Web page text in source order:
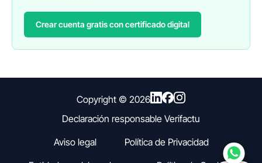
Crear cuenta gratis con certificado digital
Copyright © 2026
Declaración responsable Verifactu
Aviso legal
Política de Privacidad
Pedir información sobre FinanEDI